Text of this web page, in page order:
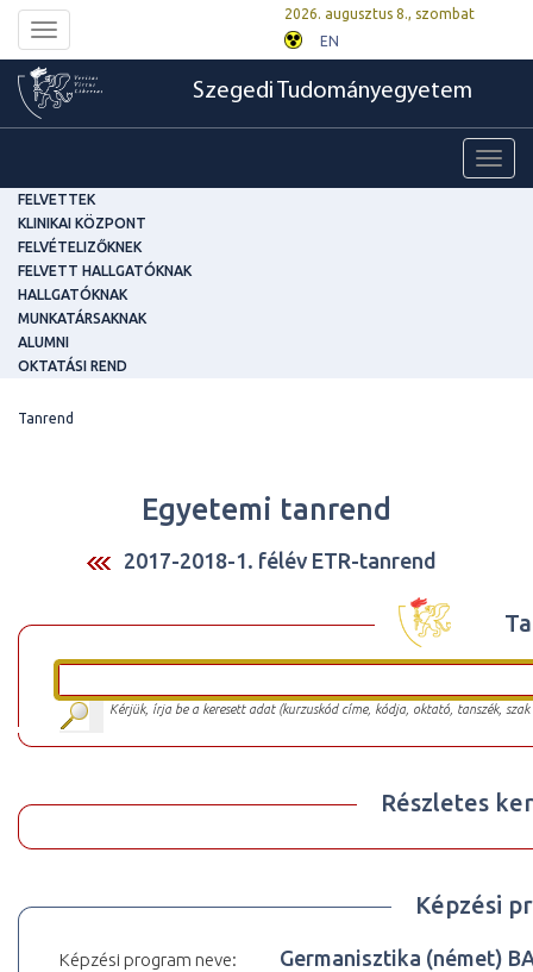
Toggle
navigation
2026. augusztus 8., szombat
EN
Szegedi Tudományegyetem
FELVETTEK
KLINIKAI KÖZPONT
FELVÉTELIZŐKNEK
FELVETT HALLGATÓKNAK
HALLGATÓKNAK
MUNKATÁRSAKNAK
ALUMNI
OKTATÁSI REND
Tanrend
Egyetemi tanrend
2017-2018-1. félév ETR-tanrend
Kérjük, írja be a keresett adat (kurzuskód címe, kódja, oktató, tanszék,
Részletes
Képzési
Képzési program neve: Germanisztika (német)